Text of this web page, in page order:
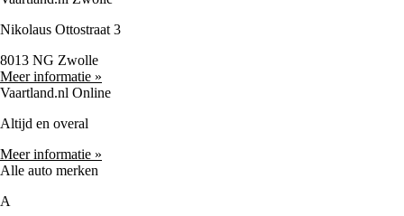
Nikolaus Ottostraat 3
8013 NG Zwolle
Meer informatie »
Vaartland.nl Online
Altijd en overal
Meer informatie »
Alle auto merken
A